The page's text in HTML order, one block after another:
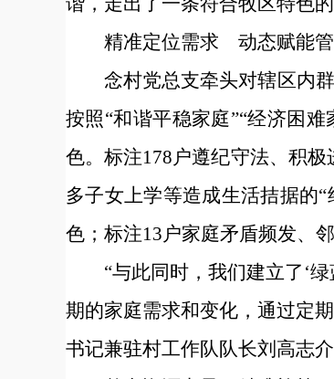
精准定位需求 动态赋能
念村党总支牵头对辖区内
按照“和谐平稳家庭”“经济困
色。标注178户遵纪守法、积
多子女上学等造成生活拮据的
色；标注13户家庭矛盾频发、
“与此同时，我们建立了‘
期的家庭需求和变化，通过定
书记兼驻村工作队队长刘高志介